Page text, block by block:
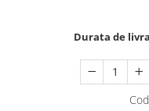
Boxe portabile, cu
Cabluri de incarcare
Casti & Audio portabile
Durata de